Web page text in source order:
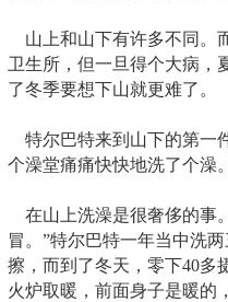
山上和山下有许多不同。
卫生所，但一旦得个大病，
了冬季要想下山就更难了。
特尔巴特来到山下的第一
个澡堂痛痛快快地洗了个澡。
在山上洗澡是很奢侈的事
冒。”特尔巴特一年当中洗
擦，而到了冬天，零下40多
火炉取暖，前面身子是暖的